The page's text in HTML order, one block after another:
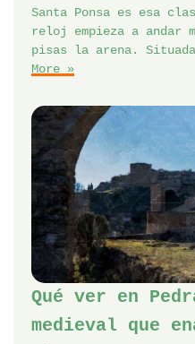
Santa Ponsa es esa
reloj empieza a andar
pisas la arena.
More »
Qué ver en
medieval que